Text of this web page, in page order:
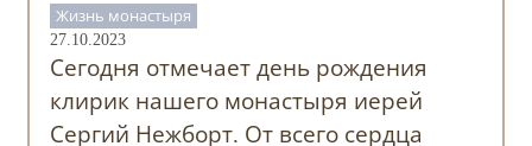
Жизнь монастыря
27.10.2023
Сегодня отмечает день рождения
клирик нашего монастыря иерей
Сергий Нежборт. От всего сердца